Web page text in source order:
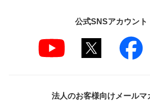
公式SNSアカウント
法人のお客様向けメールマ